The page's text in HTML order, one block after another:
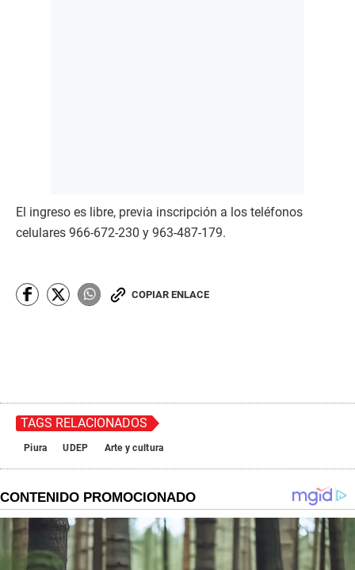
El ingreso es libre, previa inscripción a los teléfonos
celulares 966-672-230 y 963-487-179.
COPIAR ENLACE
TAGS RELACIONADOS
Piura UDEP Arte y cultura